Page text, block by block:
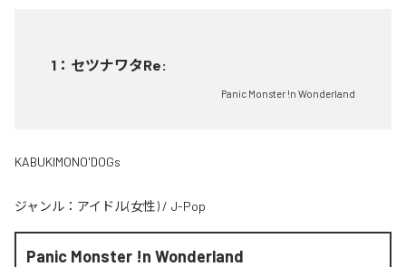
1 ： セツナワタRe:
Panic Monster !n Wonderland
KABUKIMONO'DOGs
ジャンル： アイドル(女性) / J-Pop
Panic Monster !n Wonderland